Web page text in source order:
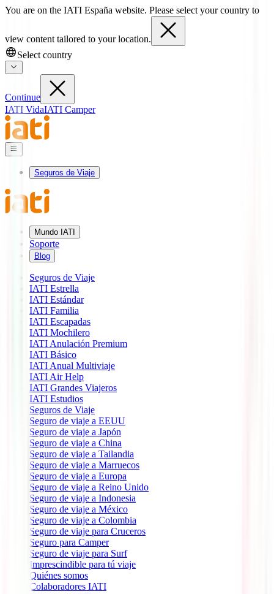
You are on the IATI España website. Please select your country to
view content tailored to your location.
Select country
Continue
IATI VidaIATI Camper
Seguros de Viaje
Mundo IATI
Soporte
Blog
Seguros de Viaje
IATI Estrella
IATI Estándar
IATI Familia
IATI Escapadas
IATI Mochilero
IATI Anulación Premium
IATI Básico
IATI Anual Multiviaje
IATI Air Help
IATI Grandes Viajeros
IATI Estudios
Seguros de Viaje
Seguro de viaje a EEUU
Seguro de viaje a Japón
Seguro de viaje a China
Seguro de viaje a Tailandia
Seguro de viaje a Marruecos
Seguro de viaje a Europa
Seguro de viaje a Reino Unido
Seguro de viaje a Indonesia
Seguro de viaje a México
Seguro de viaje a Colombia
Seguro de viaje para Cruceros
Seguro para Camper
Seguro de viaje para Surf
Imprescindible para tú viaje
Quiénes somos
Colaboradores IATI